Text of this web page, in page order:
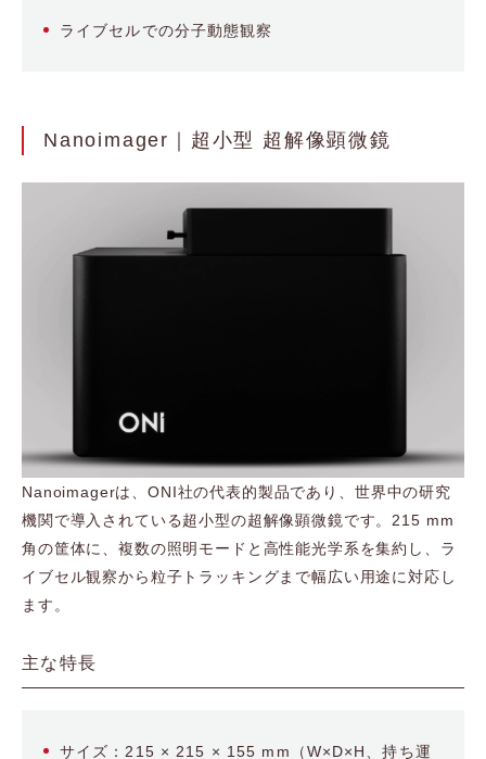
ライブセルでの分子動態観察
Nanoimager｜超小型 超解像顕微鏡
Nanoimagerは、ONI社の代表的製品であり、世界中の研究
機関で導入されている超小型の超解像顕微鏡です。215 mm
角の筐体に、複数の照明モードと高性能光学系を集約し、ラ
イブセル観察から粒子トラッキングまで幅広い用途に対応し
ます。
主な特長
サイズ：215 × 215 × 155 mm（W×D×H、持ち運